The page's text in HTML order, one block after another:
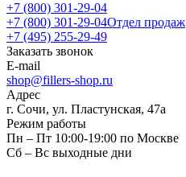
+7 (800) 301-29-04
+7 (800) 301-29-04Отдел продаж
+7 (495) 255-29-49
Заказать звонок
E-mail
shop@fillers-shop.ru
Адрес
г. Сочи, ул. Пластунская, 47а
Режим работы
Пн – Пт 10:00-19:00 по Москве
Сб – Вс выходные дни